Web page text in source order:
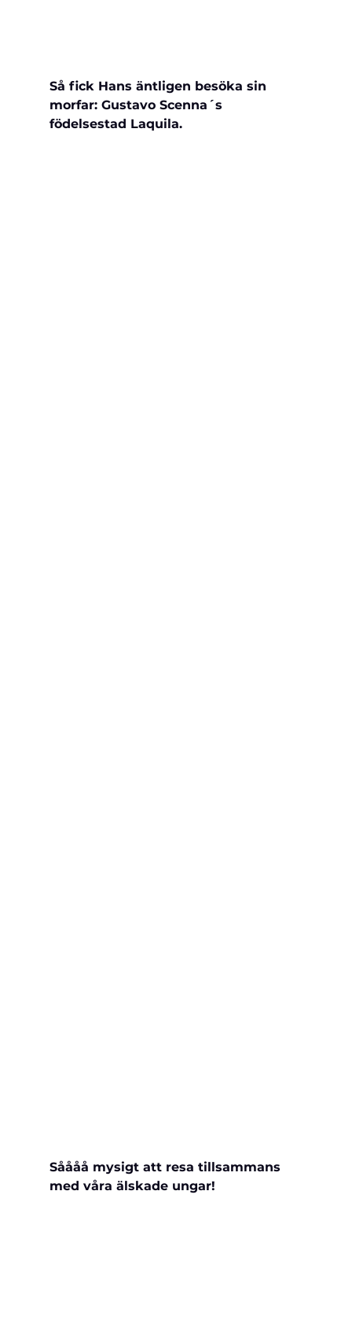
Så fick Hans äntligen besöka sin
morfar: Gustavo Scenna´s
födelsestad Laquila.
Såååå mysigt att resa tillsammans
med våra älskade ungar!